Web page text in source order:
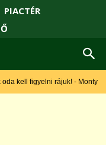
PIACTÉR
kell figyelni rájuk! - Monty